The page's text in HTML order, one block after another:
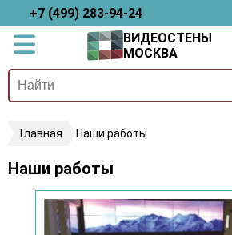
+7 (499) 283-94-24
ВИДЕОСТЕНЫ
МОСКВА
Главная Наши работы
Наши работы